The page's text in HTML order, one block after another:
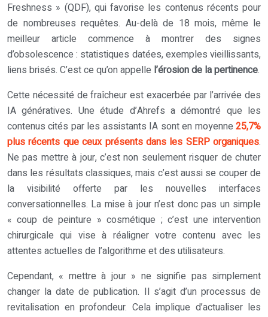
Freshness » (QDF), qui favorise les contenus récents pour
de nombreuses requêtes. Au-delà de 18 mois, même le
meilleur article commence à montrer des signes
d’obsolescence : statistiques datées, exemples vieillissants,
liens brisés. C’est ce qu’on appelle l’érosion de la pertinence.
Cette nécessité de fraîcheur est exacerbée par l’arrivée des
IA génératives. Une étude d’Ahrefs a démontré que les
contenus cités par les assistants IA sont en moyenne 25,7%
plus récents que ceux présents dans les SERP organiques.
Ne pas mettre à jour, c’est non seulement risquer de chuter
dans les résultats classiques, mais c’est aussi se couper de
la visibilité offerte par les nouvelles interfaces
conversationnelles. La mise à jour n’est donc pas un simple
« coup de peinture » cosmétique ; c’est une intervention
chirurgicale qui vise à réaligner votre contenu avec les
attentes actuelles de l’algorithme et des utilisateurs.
Cependant, « mettre à jour » ne signifie pas simplement
changer la date de publication. Il s’agit d’un processus de
revitalisation en profondeur. Cela implique d’actualiser les